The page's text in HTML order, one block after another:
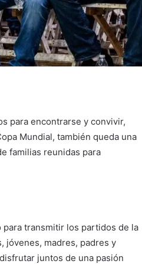
para encontrarse y convivir,
Mundial, también queda una
familias reunidas para
para transmitir los partidos de la
jóvenes, madres, padres y
juntos de una pasión